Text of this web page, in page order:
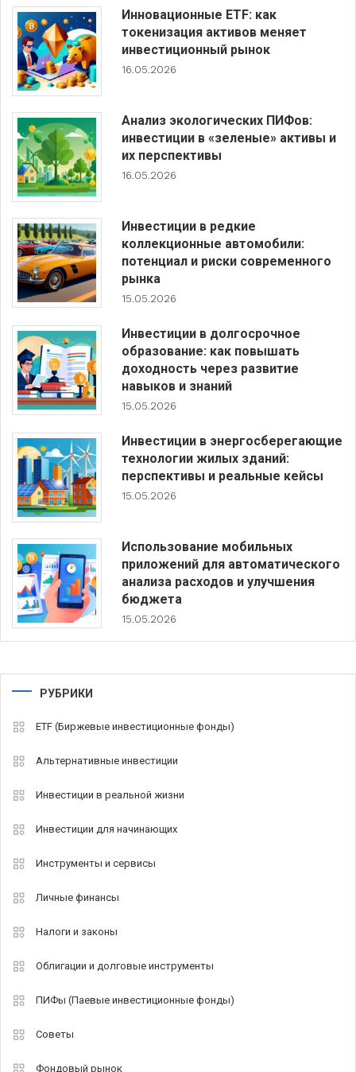
Инновационные ETF: как
токенизация активов меняет
инвестиционный рынок
16.05.2026
Анализ экологических ПИФов:
инвестиции в «зеленые» активы и
их перспективы
16.05.2026
Инвестиции в редкие
коллекционные автомобили:
потенциал и риски современного
рынка
15.05.2026
Инвестиции в долгосрочное
образование: как повышать
доходность через развитие
навыков и знаний
15.05.2026
Инвестиции в энергосберегающие
технологии жилых зданий:
перспективы и реальные кейсы
15.05.2026
Использование мобильных
приложений для автоматического
анализа расходов и улучшения
бюджета
15.05.2026
РУБРИКИ
ETF (Биржевые инвестиционные фонды)
Альтернативные инвестиции
Инвестиции в реальной жизни
Инвестиции для начинающих
Инструменты и сервисы
Личные финансы
Налоги и законы
Облигации и долговые инструменты
ПИФы (Паевые инвестиционные фонды)
Советы
Фондовый рынок